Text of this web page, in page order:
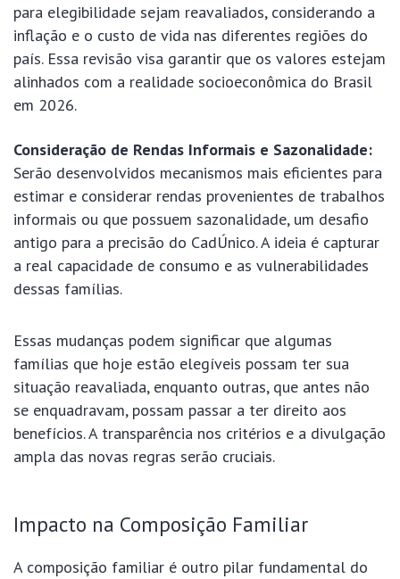
para elegibilidade sejam reavaliados, considerando a
inflação e o custo de vida nas diferentes regiões do
país. Essa revisão visa garantir que os valores estejam
alinhados com a realidade socioeconômica do Brasil
em 2026.
Consideração de Rendas Informais e Sazonalidade:
Serão desenvolvidos mecanismos mais eficientes para
estimar e considerar rendas provenientes de trabalhos
informais ou que possuem sazonalidade, um desafio
antigo para a precisão do CadÚnico. A ideia é capturar
a real capacidade de consumo e as vulnerabilidades
dessas famílias.
Essas mudanças podem significar que algumas
famílias que hoje estão elegíveis possam ter sua
situação reavaliada, enquanto outras, que antes não
se enquadravam, possam passar a ter direito aos
benefícios. A transparência nos critérios e a divulgação
ampla das novas regras serão cruciais.
Impacto na Composição Familiar
A composição familiar é outro pilar fundamental do